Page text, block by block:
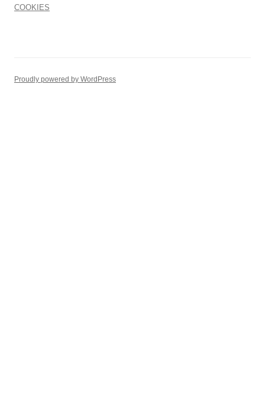
COOKIES
Proudly powered by WordPress